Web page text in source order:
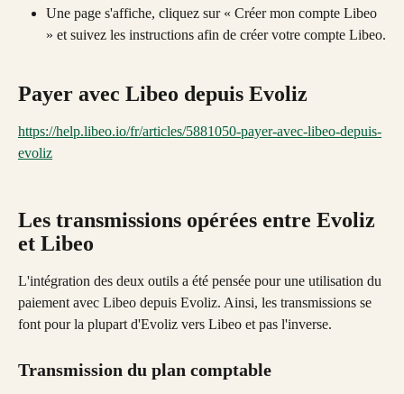
Une page s'affiche, cliquez sur « Créer mon compte Libeo
» et suivez les instructions afin de créer votre compte Libeo.
Payer avec Libeo depuis Evoliz
https://help.libeo.io/fr/articles/5881050-payer-avec-libeo-depuis-
evoliz
Les transmissions opérées entre Evoliz
et Libeo
L'intégration des deux outils a été pensée pour une utilisation du
paiement avec Libeo depuis Evoliz. Ainsi, les transmissions se
font pour la plupart d'Evoliz vers Libeo et pas l'inverse.
Transmission du plan comptable